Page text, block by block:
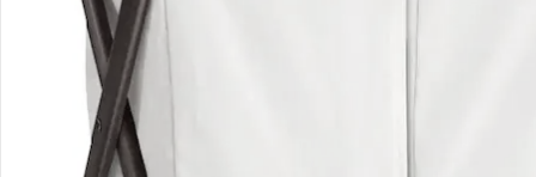
Kontakt & Service
Filialen & Beratung